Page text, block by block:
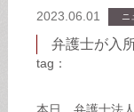
2023.06.01 ニ
弁護士が入
tag：
本日、弁護士法